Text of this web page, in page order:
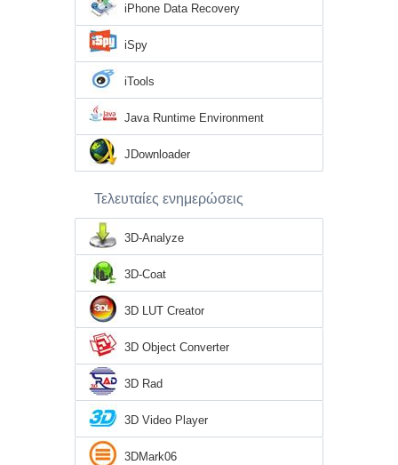
iPhone Data Recovery
iSpy
iTools
Java Runtime Environment
JDownloader
Τελευταίες ενημερώσεις
3D-Analyze
3D-Coat
3D LUT Creator
3D Object Converter
3D Rad
3D Video Player
3DMark06